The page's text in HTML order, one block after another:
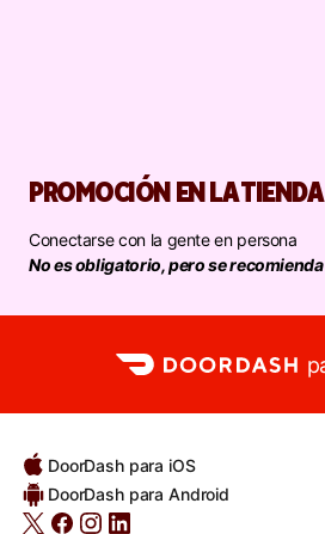
PROMOCIÓN EN LA TIENDA
Conectarse con la gente en persona
No es obligatorio, pero se recomienda
DoorDash para iOS
DoorDash para Android